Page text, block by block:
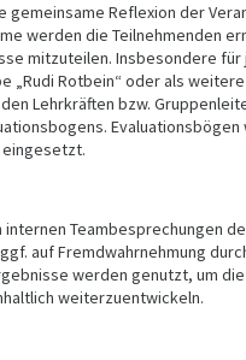
Reflexion der
werden die Teilnehmenden
mitzuteilen. Insbesondere für
„Rudi Rotbein“ oder als
Lehrkräften bzw.
eingesetzt.
Teambesprechungen
auf Fremdwahrnehmung
werden genutzt, um
weiterzuentwickeln.